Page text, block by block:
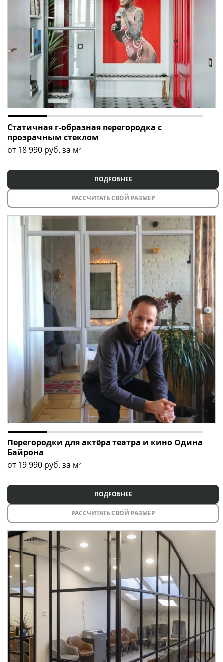
Статичная г-образная перегородка с
прозрачным стеклом
от 18 990 руб. за м2
ПОДРОБНЕЕ
РАССЧИТАТЬ СВОЙ РАЗМЕР
Перегородки для актёра театра и кино Одина
Байрона
от 19 990 руб. за м2
ПОДРОБНЕЕ
РАССЧИТАТЬ СВОЙ РАЗМЕР